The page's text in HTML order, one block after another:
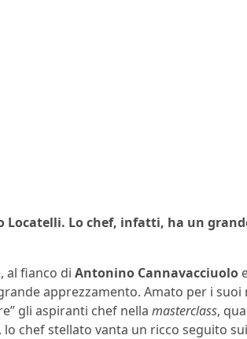
Locatelli. Lo chef, infatti, ha un
al fianco di Antonino Cannavacciuolo
apprezzamento. Amato per i suoi
gli aspiranti chef nella masterclass,
chef stellato vanta un ricco seguito